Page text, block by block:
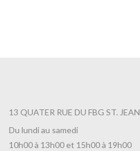
13 QUATER RUE DU FBG ST. JEAN
Du lundi au samedi
10h00 à 13h00 et 15h00 à 19h00